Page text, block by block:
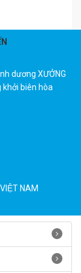
dương XƯỞNG
khởi biên hòa
NAM